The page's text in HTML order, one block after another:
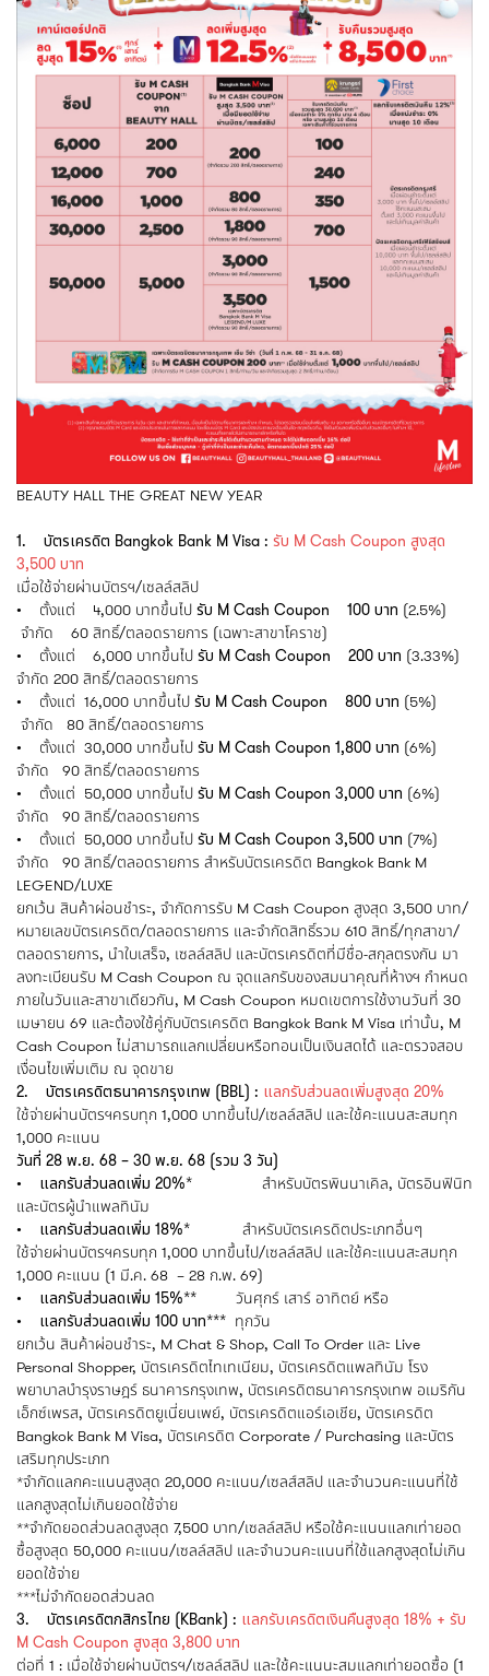
BEAUTY HALL THE GREAT NEW YEAR
1. บัตรเครดิต Bangkok Bank M Visa : รับ M Cash Coupon สูงสุด
3,500 บาท
เมื่อใช้จ่ายผ่านบัตรฯ/เซลล์สลิป
• ตั้งแต่ 4,000 บาทขึ้นไป รับ M Cash Coupon 100 บาท (2.5%)
จำกัด 60 สิทธิ์/ตลอดรายการ (เฉพาะสาขาโคราช)
• ตั้งแต่ 6,000 บาทขึ้นไป รับ M Cash Coupon 200 บาท (3.33%)
จำกัด 200 สิทธิ์/ตลอดรายการ
• ตั้งแต่ 16,000 บาทขึ้นไป รับ M Cash Coupon 800 บาท (5%)
จำกัด 80 สิทธิ์/ตลอดรายการ
• ตั้งแต่ 30,000 บาทขึ้นไป รับ M Cash Coupon 1,800 บาท (6%)
จำกัด 90 สิทธิ์/ตลอดรายการ
• ตั้งแต่ 50,000 บาทขึ้นไป รับ M Cash Coupon 3,000 บาท (6%)
จำกัด 90 สิทธิ์/ตลอดรายการ
• ตั้งแต่ 50,000 บาทขึ้นไป รับ M Cash Coupon 3,500 บาท (7%)
จำกัด 90 สิทธิ์/ตลอดรายการ สำหรับบัตรเครดิต Bangkok Bank M
LEGEND/LUXE
ยกเว้น สินค้าผ่อนชำระ, จำกัดการรับ M Cash Coupon สูงสุด 3,500 บาท/
หมายเลขบัตรเครดิต/ตลอดรายการ และจำกัดสิทธิ์รวม 610 สิทธิ์/ทุกสาขา/
ตลอดรายการ, นำใบเสร็จ, เซลล์สลิป และบัตรเครดิตที่มีชื่อ-สกุลตรงกัน มา
ลงทะเบียนรับ M Cash Coupon ณ จุดแลกรับของสมนาคุณที่ห้างฯ กำหนด
ภายในวันและสาขาเดียวกัน, M Cash Coupon หมดเขตการใช้งานวันที่ 30
เมษายน 69 และต้องใช้คู่กับบัตรเครดิต Bangkok Bank M Visa เท่านั้น, M
Cash Coupon ไม่สามารถแลกเปลี่ยนหรือทอนเป็นเงินสดได้ และตรวจสอบ
เงื่อนไขเพิ่มเติม ณ จุดขาย
2. บัตรเครดิตธนาคารกรุงเทพ (BBL) : แลกรับส่วนลดเพิ่มสูงสุด 20%
ใช้จ่ายผ่านบัตรฯครบทุก 1,000 บาทขึ้นไป/เซลล์สลิป และใช้คะแนนสะสมทุก
1,000 คะแนน
วันที่ 28 พ.ย. 68 – 30 พ.ย. 68 (รวม 3 วัน)
• แลกรับส่วนลดเพิ่ม 20%*
สำหรับบัตรพินนาเคิล, บัตรอินฟินิท
และบัตรผู้นำแพลทินัม
• แลกรับส่วนลดเพิ่ม 18%*
สำหรับบัตรเครดิตประเภทอื่นๆ
ใช้จ่ายผ่านบัตรฯครบทุก 1,000 บาทขึ้นไป/เซลล์สลิป และใช้คะแนนสะสมทุก
1,000 คะแนน (1 มี.ค. 68 – 28 ก.พ. 69)
• แลกรับส่วนลดเพิ่ม 15%**
วันศุกร์ เสาร์ อาทิตย์ หรือ
• แลกรับส่วนลดเพิ่ม 100 บาท*** ทุกวัน
ยกเว้น สินค้าผ่อนชำระ, M Chat & Shop, Call To Order และ Live
Personal Shopper, บัตรเครดิตไทเทเนียม, บัตรเครดิตแพลทินัม โรง
พยาบาลบำรุงราษฎร์ ธนาคารกรุงเทพ, บัตรเครดิตธนาคารกรุงเทพ อเมริกัน
เอ็กซ์เพรส, บัตรเครดิตยูเนี่ยนเพย์, บัตรเครดิตแอร์เอเชีย, บัตรเครดิต
Bangkok Bank M Visa, บัตรเครดิต Corporate / Purchasing และบัตร
เสริมทุกประเภท
*จำกัดแลกคะแนนสูงสุด 20,000 คะแนน/เซลส์สลิป และจำนวนคะแนนที่ใช้
แลกสูงสุดไม่เกินยอดใช้จ่าย
**จำกัดยอดส่วนลดสูงสุด 7,500 บาท/เซลล์สลิป หรือใช้คะแนนแลกเท่ายอด
ซื้อสูงสุด 50,000 คะแนน/เซลล์สลิป และจำนวนคะแนนที่ใช้แลกสูงสุดไม่เกิน
ยอดใช้จ่าย
***ไม่จำกัดยอดส่วนลด
3. บัตรเครดิตกสิกรไทย (KBank) : แลกรับเครดิตเงินคืนสูงสุด 18% + รับ
M Cash Coupon สูงสุด 3,800 บาท
ต่อที่ 1 : เมื่อใช้จ่ายผ่านบัตรฯ/เซลล์สลิป และใช้คะแนนะสมแลกเท่ายอดซื้อ (1